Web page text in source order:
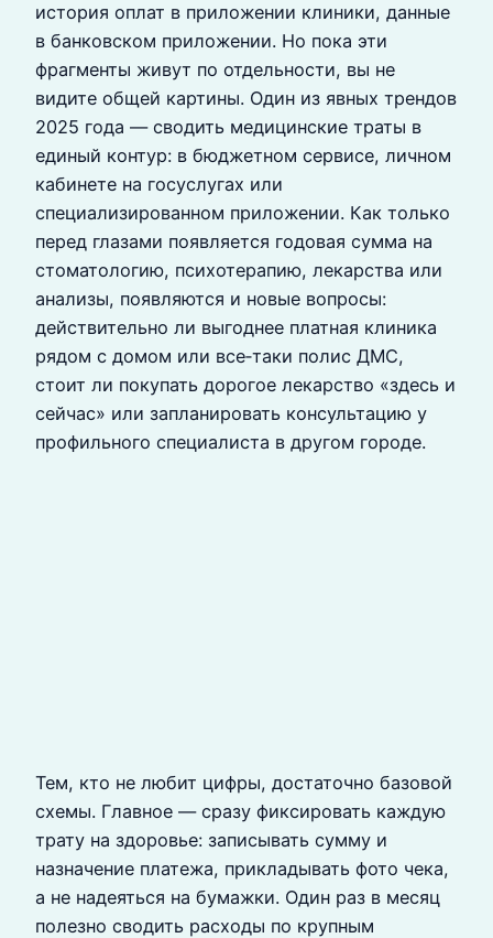
история оплат в приложении клиники, данные
в банковском приложении. Но пока эти
фрагменты живут по отдельности, вы не
видите общей картины. Один из явных трендов
2025 года — сводить медицинские траты в
единый контур: в бюджетном сервисе, личном
кабинете на госуслугах или
специализированном приложении. Как только
перед глазами появляется годовая сумма на
стоматологию, психотерапию, лекарства или
анализы, появляются и новые вопросы:
действительно ли выгоднее платная клиника
рядом с домом или все‑таки полис ДМС,
стоит ли покупать дорогое лекарство «здесь и
сейчас» или запланировать консультацию у
профильного специалиста в другом городе.
Тем, кто не любит цифры, достаточно базовой
схемы. Главное — сразу фиксировать каждую
трату на здоровье: записывать сумму и
назначение платежа, прикладывать фото чека,
а не надеяться на бумажки. Один раз в месяц
полезно сводить расходы по крупным